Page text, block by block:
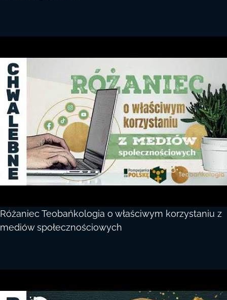
Różaniec Teobańkologia o właściwym korzystaniu z
mediów społecznościowych